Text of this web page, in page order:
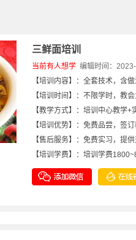
三鲜面培训
当前有人想学 编辑时间：
【培训内容】：全套技术，含
【培训时间】：不限学时，教
【教学方式】：培训中心教学+
【培训优势】：免费品尝，签
【售后服务】：免费实习，提
【培训学费】：培训学费